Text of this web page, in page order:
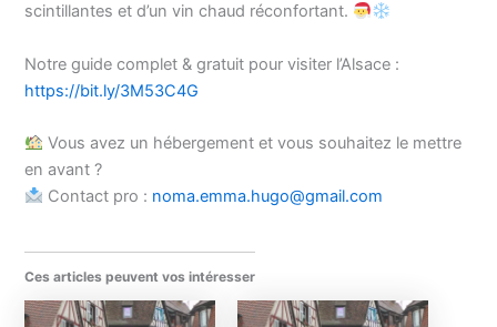
scintillantes et d’un vin chaud réconfortant.
Notre guide complet & gratuit pour visiter l’Alsace :
https://bit.ly/3M53C4G
Vous avez un hébergement et vous souhaitez le mettre
en avant ?
Contact pro : noma.emma.hugo@gmail.com
Ces articles peuvent vos intéresser